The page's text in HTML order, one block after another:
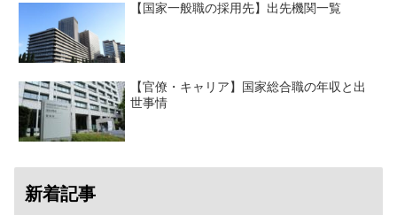
【国家一般職の採用先】出先機関一覧
【官僚・キャリア】国家総合職の年収と出
世事情
新着記事